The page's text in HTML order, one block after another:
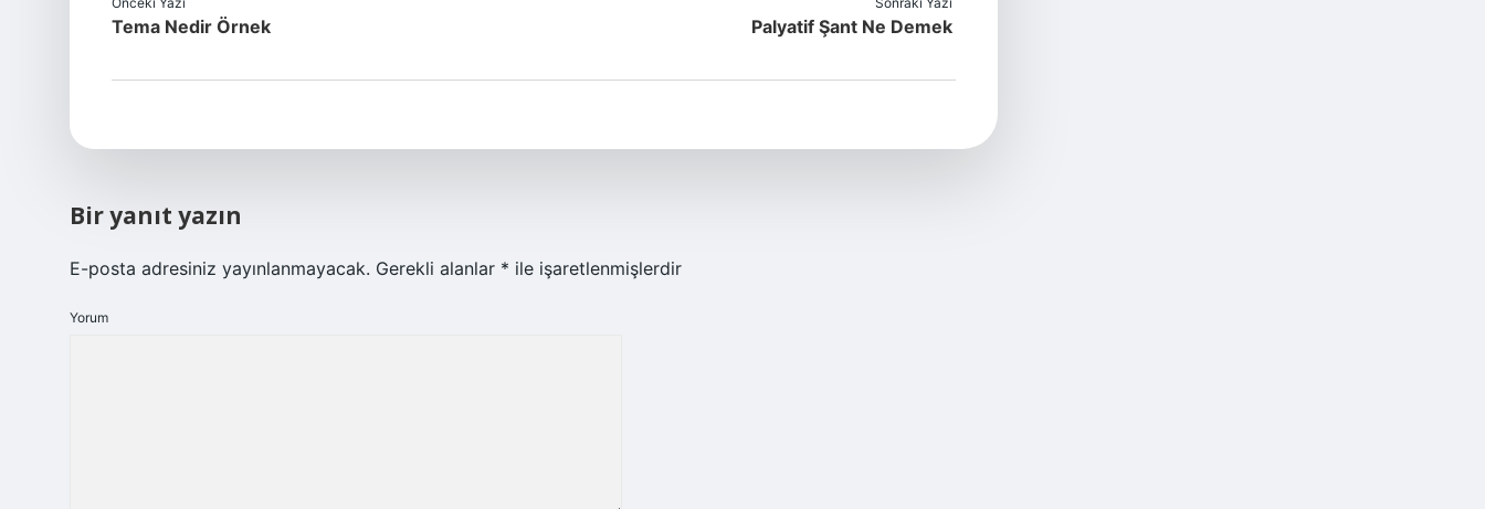
Tema Nedir Örnek Palyatif Şant Ne Demek
Bir yanıt yazın
E-posta adresiniz yayınlanmayacak. Gerekli alanlar * ile işaretlenmişlerdir
Yorum